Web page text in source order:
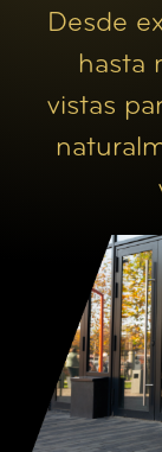
Desde
hasta
vistas